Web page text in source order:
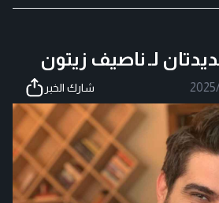
لـ ناصيف زيتون
شارك الخبر